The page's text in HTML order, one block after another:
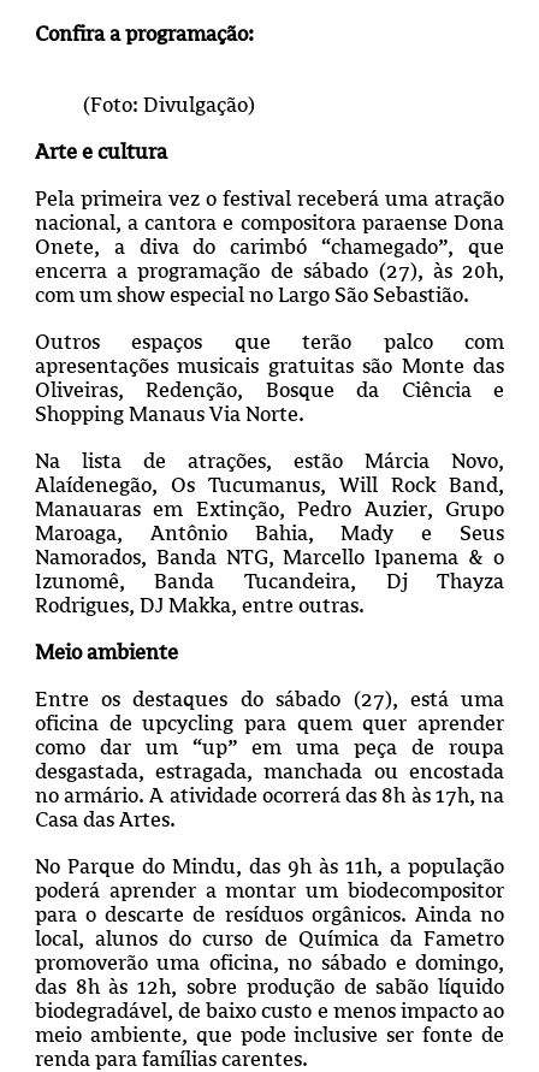
Confira a programação:
(Foto: Divulgação)
Arte e cultura
Pela primeira vez o festival receberá uma atração
nacional, a cantora e compositora paraense Dona
Onete, a diva do carimbó “chamegado”, que
encerra a programação de sábado (27), às 20h,
com um show especial no Largo São Sebastião.
Outros espaços que terão palco com
apresentações musicais gratuitas são Monte das
Oliveiras, Redenção, Bosque da Ciência e
Shopping Manaus Via Norte.
Na lista de atrações, estão Márcia Novo,
Alaídenegão, Os Tucumanus, Will Rock Band,
Manauaras em Extinção, Pedro Auzier, Grupo
Maroaga, Antônio Bahia, Mady e Seus
Namorados, Banda NTG, Marcello Ipanema & o
Izunomê, Banda Tucandeira, Dj Thayza
Rodrigues, DJ Makka, entre outras.
Meio ambiente
Entre os destaques do sábado (27), está uma
oficina de upcycling para quem quer aprender
como dar um “up” em uma peça de roupa
desgastada, estragada, manchada ou encostada
no armário. A atividade ocorrerá das 8h às 17h, na
Casa das Artes.
No Parque do Mindu, das 9h às 11h, a população
poderá aprender a montar um biodecompositor
para o descarte de resíduos orgânicos. Ainda no
local, alunos do curso de Química da Fametro
promoverão uma oficina, no sábado e domingo,
das 8h às 12h, sobre produção de sabão líquido
biodegradável, de baixo custo e menos impacto ao
meio ambiente, que pode inclusive ser fonte de
renda para famílias carentes.